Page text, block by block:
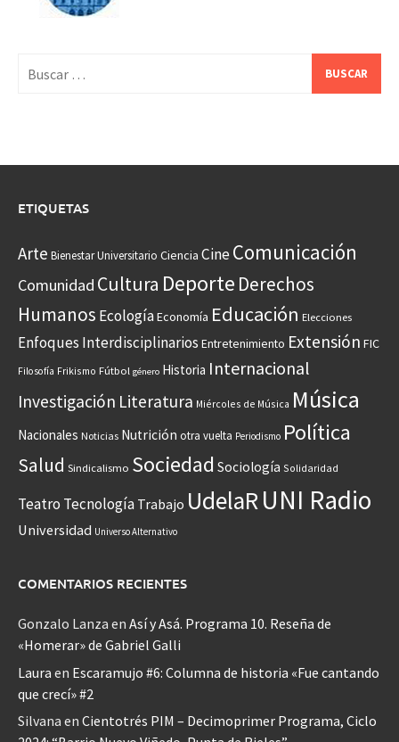
ETIQUETAS
Arte Bienestar Universitario Ciencia CineComunicación
Comunidad Cultura Deporte Derechos
Humanos EcologíaEconomía Educación Elecciones
Enfoques Interdisciplinarios Entretenimiento Extensión FIC
Filosofía Frikismo Fútbol género Historia Internacional
Investigación Literatura Miércoles de Música Música
Nacionales Noticias Nutrición otra vuelta Periodismo Política
Salud Sindicalismo Sociedad Sociología Solidaridad
Teatro Tecnología Trabajo UdelaRUNI Radio
Universidad Universo Alternativo
COMENTARIOS RECIENTES
Gonzalo Lanza en Así y Asá. Programa 10. Reseña de
«Homerar» de Gabriel Galli
Laura en Escaramujo #6: Columna de historia «Fue cantando
que crecí» #2
Silvana en Cientotrés PIM – Decimoprimer Programa, Ciclo